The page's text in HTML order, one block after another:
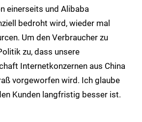
einerseits und Alibaba
bedroht wird, wieder mal
Um den Verbraucher zu
zu, dass unsere
Internetkonzernen aus China
vorgeworfen wird. Ich glaube
Kunden langfristig besser ist.